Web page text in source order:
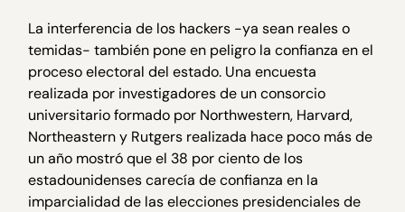
La interferencia de los hackers -ya sean reales o
temidas- también pone en peligro la confianza en el
proceso electoral del estado. Una encuesta
realizada por investigadores de un consorcio
universitario formado por Northwestern, Harvard,
Northeastern y Rutgers realizada hace poco más de
un año mostró que el 38 por ciento de los
estadounidenses carecía de confianza en la
imparcialidad de las elecciones presidenciales de